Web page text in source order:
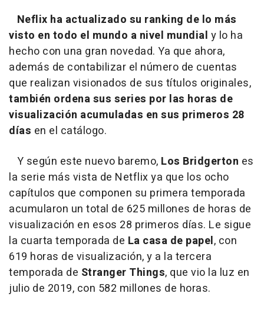
Neflix ha actualizado su ranking de lo más
visto en todo el mundo a nivel mundial y lo ha
hecho con una gran novedad. Ya que ahora,
además de contabilizar el número de cuentas
que realizan visionados de sus títulos originales,
también ordena sus series por las horas de
visualización acumuladas en sus primeros 28
días en el catálogo.
Y según este nuevo baremo, Los Bridgerton es
la serie más vista de Netflix ya que los ocho
capítulos que componen su primera temporada
acumularon un total de 625 millones de horas de
visualización en esos 28 primeros días. Le sigue
la cuarta temporada de La casa de papel, con
619 horas de visualización, y a la tercera
temporada de Stranger Things, que vio la luz en
julio de 2019, con 582 millones de horas.